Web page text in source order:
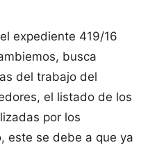
expediente 419/16
busca
del trabajo del
el listado de los
por los
este se debe a que ya